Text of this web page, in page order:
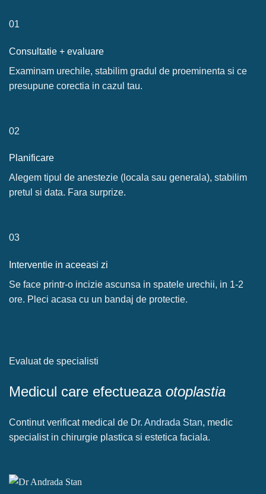
01
Consultatie + evaluare
Examinam urechile, stabilim gradul de proeminenta si ce
presupune corectia in cazul tau.
02
Planificare
Alegem tipul de anestezie (locala sau generala), stabilim
pretul si data. Fara surprize.
03
Interventie in aceeasi zi
Se face printr-o incizie ascunsa in spatele urechii, in 1-2
ore. Pleci acasa cu un bandaj de protectie.
Evaluat de specialisti
Medicul care efectueaza otoplastia
Continut verificat medical de Dr. Andrada Stan, medic
specialist in chirurgie plastica si estetica faciala.